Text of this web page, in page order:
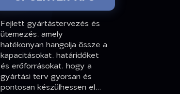
Fejlett gyártástervezés és
ütemezés, amely
hatékonyan hangolja össze a
kapacitásokat, határidőket
és erőforrásokat, hogy a
gyártási terv gyorsan és
pontosan készülhessen el...